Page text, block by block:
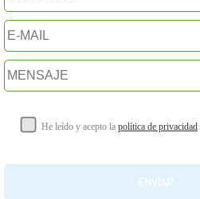
He leído y acepto la política de privacidad.